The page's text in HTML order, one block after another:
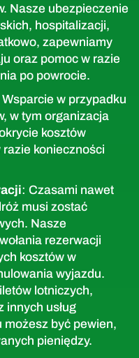
Nasze ubezpieczenie
hospitalizacji,
zapewniamy
oraz pomoc w razie
po powrocie.
Wsparcie w przypadku
w tym organizacja
kosztów
konieczności
: Czasami nawet
musi zostać
Nasze
rezerwacji
kosztów w
wyjazdu.
lotniczych,
innych usług
być pewien,
pieniędzy.